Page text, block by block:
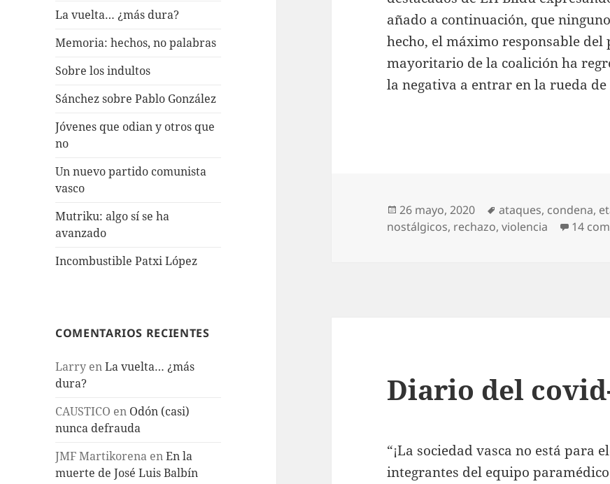
La vuelta… ¿más dura?
Memoria: hechos, no palabras
Sobre los indultos
Sánchez sobre Pablo González
Jóvenes que odian y otros que
no
Un nuevo partido comunista
vasco
Mutriku: algo sí se ha
avanzado
Incombustible Patxi López
COMENTARIOS RECIENTES
Larry enLa vuelta… ¿más
dura?
CAUSTICO en Odón (casi)
nunca defrauda
JMF Martikorena enEn la
muerte de José Luis Balbín
añado a continuación, que
hecho, el máximo responsable
mayoritario de la coalición ha
la negativa a entrar en la rueda de
Publicado
el
26 mayo, 2020 Etiquetas
ataques, condena,
nostálgicos, rechazo,violencia 14
Diario del
“¡La sociedad vasca no está para
integrantes del equipo